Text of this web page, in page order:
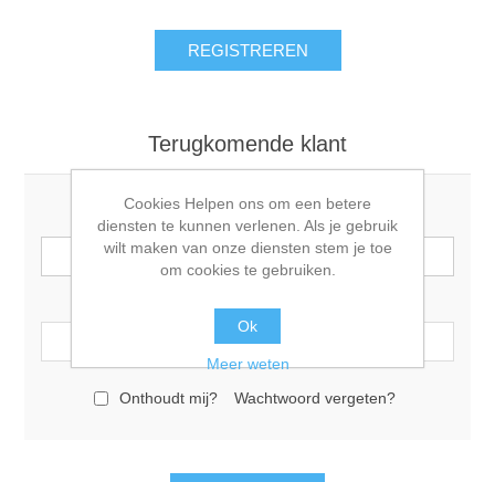
Terugkomende klant
E-mail:
Onthoudt mij? Wachtwoord vergeten?
Cookies Helpen ons om een betere
diensten te kunnen verlenen. Als je gebruik
wilt maken van onze diensten stem je toe
om cookies te gebruiken.
Ok
Meer weten